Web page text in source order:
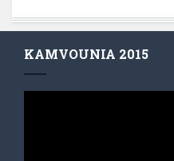
KAMVOUNIA 2015